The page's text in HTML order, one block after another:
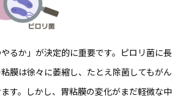
るか」が決定的に重要です。ピロリ菌に長
膜は徐々に萎縮し、たとえ除菌してもがん
す。しかし、胃粘膜の変化がまだ軽微な中